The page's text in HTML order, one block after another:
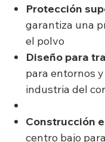
Protección
garantiza una
el polvo
Diseño para
para entornos
industria del
Construcción
centro bajo